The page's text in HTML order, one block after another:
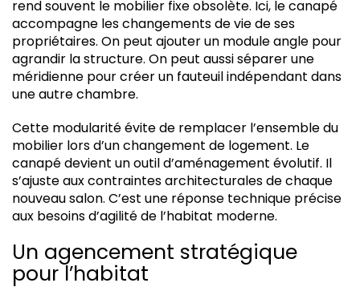
rend souvent le mobilier fixe obsolète. Ici, le canapé
accompagne les changements de vie de ses
propriétaires. On peut ajouter un module angle pour
agrandir la structure. On peut aussi séparer une
méridienne pour créer un fauteuil indépendant dans
une autre chambre.
Cette modularité évite de remplacer l’ensemble du
mobilier lors d’un changement de logement. Le
canapé devient un outil d’aménagement évolutif. Il
s’ajuste aux contraintes architecturales de chaque
nouveau salon. C’est une réponse technique précise
aux besoins d’agilité de l’habitat moderne.
Un agencement stratégique
pour l’habitat